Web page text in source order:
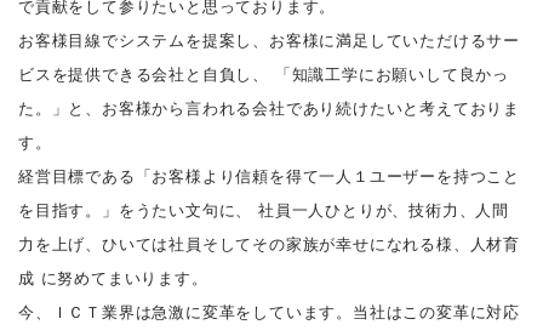
で貢献をして参りたいと思っております。
お客様目線でシステムを提案し、お客様に満足していただけるサー
ビスを提供できる会社と自負し、 「知識工学にお願いして良かっ
た。」と、お客様から言われる会社であり続けたいと考えておりま
す。
経営目標である「お客様より信頼を得て一人１ユーザーを持つこと
を目指す。」をうたい文句に、 社員一人ひとりが、技術力、人間
力を上げ、ひいては社員そしてその家族が幸せになれる様、人材育
成 に努めてまいります。
今、ＩＣＴ業界は急激に変革をしています。当社はこの変革に対応